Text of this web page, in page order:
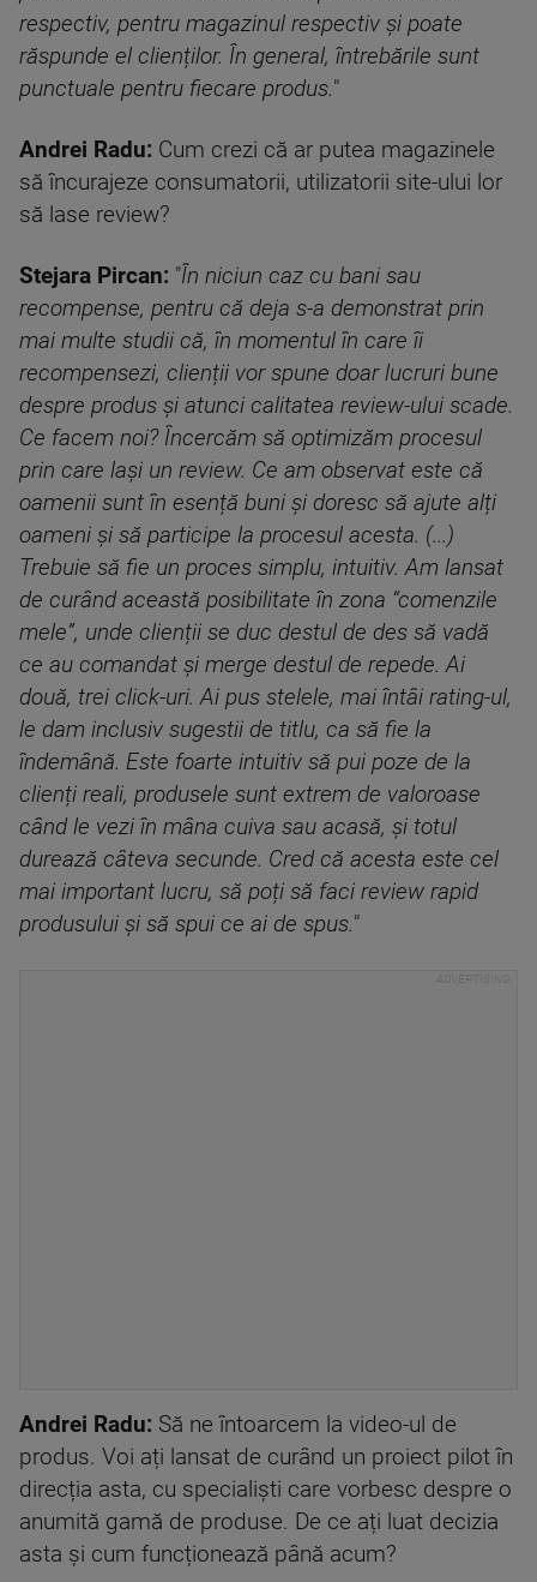
respectiv, pentru magazinul respectiv și poate
răspunde el clienților. În general, întrebările sunt
punctuale pentru fiecare produs."
Andrei Radu: Cum crezi că ar putea magazinele
să încurajeze consumatorii, utilizatorii site-ului lor
să lase review?
Stejara Pircan: "În niciun caz cu bani sau
recompense, pentru că deja s-a demonstrat prin
mai multe studii că, în momentul în care îi
recompensezi, clienții vor spune doar lucruri bune
despre produs și atunci calitatea review-ului scade.
Ce facem noi? Încercăm să optimizăm procesul
prin care lași un review. Ce am observat este că
oamenii sunt în esență buni și doresc să ajute alți
oameni și să participe la procesul acesta. (...)
Trebuie să fie un proces simplu, intuitiv. Am lansat
de curând această posibilitate în zona “comenzile
mele”, unde clienții se duc destul de des să vadă
ce au comandat și merge destul de repede. Ai
două, trei click-uri. Ai pus stelele, mai întâi rating-ul,
le dam inclusiv sugestii de titlu, ca să fie la
îndemână. Este foarte intuitiv să pui poze de la
clienți reali, produsele sunt extrem de valoroase
când le vezi în mâna cuiva sau acasă, și totul
durează câteva secunde. Cred că acesta este cel
mai important lucru, să poți să faci review rapid
produsului și să spui ce ai de spus."
Andrei Radu: Să ne întoarcem la video-ul de
produs. Voi ați lansat de curând un proiect pilot în
direcția asta, cu specialiști care vorbesc despre o
anumită gamă de produse. De ce ați luat decizia
asta și cum funcționează până acum?